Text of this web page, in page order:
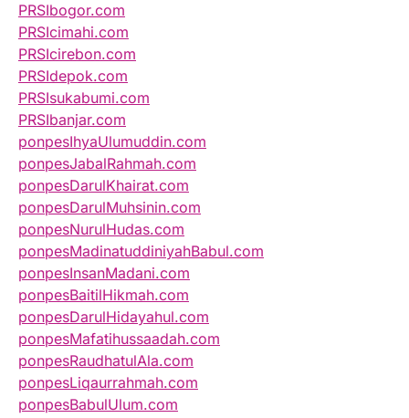
PRSIbogor.com
PRSIcimahi.com
PRSIcirebon.com
PRSIdepok.com
PRSIsukabumi.com
PRSIbanjar.com
ponpesIhyaUlumuddin.com
ponpesJabalRahmah.com
ponpesDarulKhairat.com
ponpesDarulMuhsinin.com
ponpesNurulHudas.com
ponpesMadinatuddiniyahBabul.com
ponpesInsanMadani.com
ponpesBaitilHikmah.com
ponpesDarulHidayahul.com
ponpesMafatihussaadah.com
ponpesRaudhatulAla.com
ponpesLiqaurrahmah.com
ponpesBabulUlum.com